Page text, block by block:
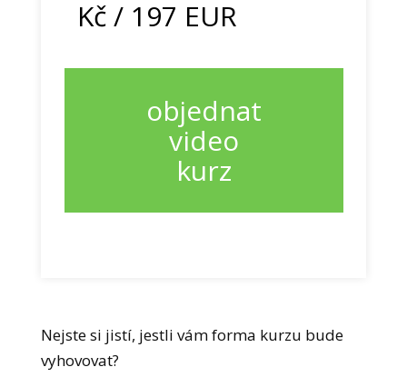
Kč / 197 EUR
objednat
video
kurz
Nejste si jistí, jestli vám forma kurzu bude
vyhovovat?